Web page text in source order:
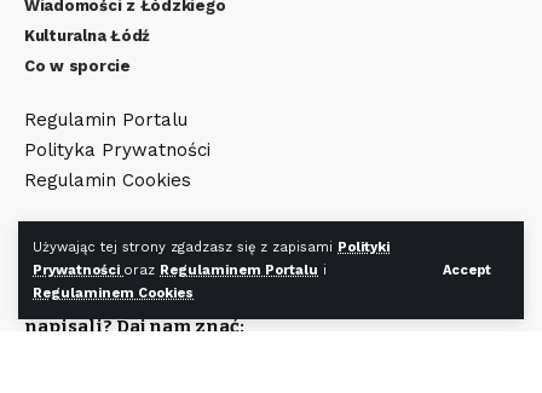
Używając tej strony zgadzasz się z zapisami Polityki
Prywatności oraz Regulaminem Portalu i
Regulaminem Cookies
Accept
Wiadomości z Łódzkiego
Kulturalna Łódź
Co w sporcie
Regulamin Portalu
Polityka Prywatności
Regulamin Cookies
Redakcja
Zobaczysz coś ciekawego, chcesz żebyśmy o tym
napisali? Daj nam znać: